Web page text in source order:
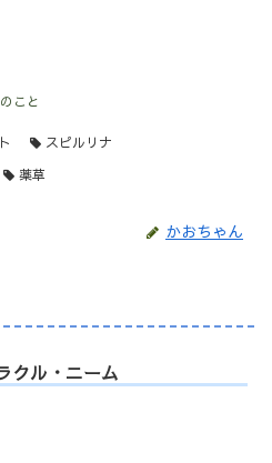
こと
スピルリナ
薬草
かおちゃん
クル・ニーム